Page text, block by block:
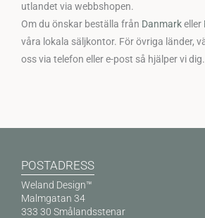
utlandet via webbshopen.
Om du önskar beställa från Danmarkeller
våra lokala säljkontor. För övriga länder,
oss via telefon eller e-post så hjälper vi dig.
POSTADRESS
Weland Design™
Malmgatan 34
333 30 Smålandsstenar